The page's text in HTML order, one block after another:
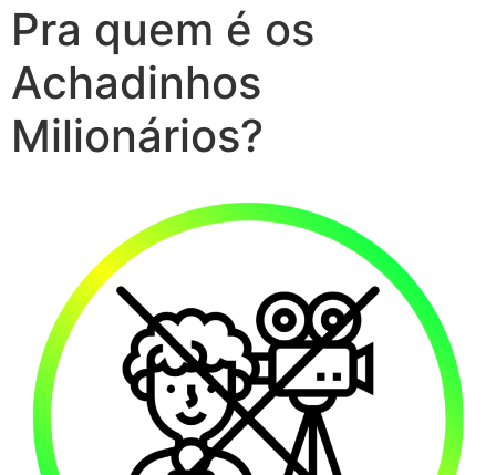
Pra quem é os
Achadinhos
Milionários?